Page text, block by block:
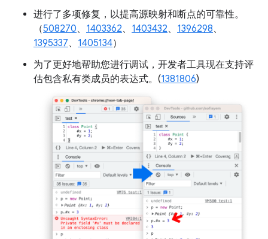
进行了多项修复，以提高源映射和断点的可靠性。
（508270、 1403362、 1403432、 1396298、
1395337、 1405134）
为了更好地帮助您进行调试，开发者工具现在支持评
估包含私有类成员的表达式。(1381806)